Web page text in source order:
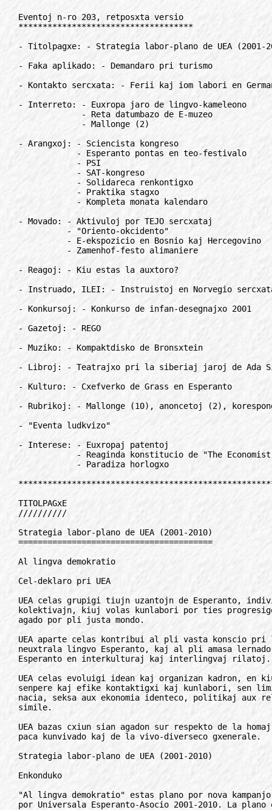
Eventoj n-ro 203, retposxta versio
************************************

- Titolpagxe: - Strategia labor-plano de UEA (2001-2010)

- Faka aplikado: - Demandaro pri turismo

- Kontakto sercxata: - Ferii kaj iom labori en Germanio

- Interreto: - Euxropa jaro de lingvo-kameleono
             - Reta datumbazo de E-muzeo
             - Mallonge (2)

- Arangxoj: - Sciencista kongreso
            - Esperanto pontas en teo-festivalo
            - PSI
            - SAT-kongreso
            - Solidareca renkontigxo
            - Praktika stagxo
            - Kompleta monata kalendaro

- Movado: - Aktivuloj por TEJO sercxataj
          - "Oriento-okcidento"
          - E-ekspozicio en Bosnio kaj Hercegovino
          - Zamenhof-festo alimaniere

- Reagoj: - Kiu estas la auxtoro?

- Instruado, ILEI: - Instruistoj en Norvegio sercxataj

- Konkursoj: - Konkurso de infan-desegnajxo 2001

- Gazetoj: - REGO

- Muziko: - Kompaktdisko de Bronsxtein

- Libroj: - Teatrajxo pri la siberiaj jaroj de Ada Sikorska

- Kulturo: - Cxefverko de Grass en Esperanto

- Rubrikoj: - Mallonge (10), anoncetoj (2), korespondi deziras (2)

- "Eventa ludkvizo"

- Interese: - Euxropaj patentoj
            - Reaginda konstitucio de "The Economist"
            - Paradiza horlogxo

**************************************************************************

TITOLPAGxE
//////////

Strategia labor-plano de UEA (2001-2010)
========================================

Al lingva demokratio

Cel-deklaro pri UEA

UEA celas grupigi tiujn uzantojn de Esperanto, individuajn kaj
kolektivajn, kiuj volas kunlabori por ties progresigo en la vasta kadro de
agado por pli justa mondo.

UEA aparte celas kontribui al pli vasta konscio pri la valoro de la
neuxtrala lingvo Esperanto, kaj al pli amasa lernado kaj uzado de
Esperanto en interkulturaj kaj interlingvaj rilatoj.

UEA celas evoluigi idean kaj organizan kadron, en kiu gxiaj anoj povas
senpere kaj efike kontaktigxi kaj kunlabori, sen limigoj rilate al etna,
nacia, seksa aux ekonomia identeco, politikaj aux religiaj kredoj, kaj
simile.

UEA bazas cxiun sian agadon sur respekto de la homaj rajtoj, de neperforta
paca kunvivado kaj de la vivo-diverseco gxenerale.

Strategia labor-plano de UEA (2001-2010)

Enkonduko

"Al lingva demokratio" estas plano por nova kampanjo kaj strategia plano
por Universala Esperanto-Asocio 2001-2010. La plano estas sekvanto de la
strategia plano de UEA "Kampanjo 2000 por nova lingva ordo", kiu
pluvalidas gxis la definitiva akcepto de la nova plano dum la
komitatkunsido en Zagrebo 2001.

"Al lingva demokratio" estas strebo surbaze de analizo de la nuna stato de
la Esperanto-movado kaj la spertoj de Kampanjo 2000 plifortigi la agadon
de Universala Esperanto-Asocio kaj kontribui al la bonfarto de la tuta
Esperanto-movado. Memorante pri la celoj de Kampanjo 2000 (1. Levi la
organizan kaj iden nivelon de la esperantomovado, 2. Levi la prestigxon de
la internacia lingvo, 3. Influi la internacian vivon) - la plano "Al
lingva demokratio" difinas prioritatajn por la agado de UEA kaj provizas
kadrojn por progresigo de la Esperanto-movado.

Gxi analizas la agadon por Esperanto laux 3 agad-kampoj:
- komprenigo de Esperanto (ekstera informado, interna klerigado pri
  Esperanto kaj pri internacia komunikado);
- paroligo de Esperanto (de kursoj cxiunivelaj, gxis renkontigxoj kaj
  kongresoj), kaj
- utiligo de Esperanto (por interkultura edukado kaj internacia praktika
  kunlaboro).

Tiuj agad-kampoj difinas la cxefajn agad-tavolojn. Ni rekomendas, ke cxiu
kunlaboranta Esperanto-organizajxo analizu sian agadon en tiu kadro, kaj
vastigu la laboron en tiuj tavoloj, kiuj estas plej malfortaj aux pri kiuj
ili plej kompetentas.

La plano ankaux identigas strategiajn prioritatojn aplikeblajn al cxiu
agad-kampo. Tiuj koncepteblas kiel 3 agad-direktoj:
- profesiigxo,
- plijunigxo,
- tutmondigxo.

La plano "Al la tria jarmilo" povas servi al cxiu kunlaboranta Esperanto-
organizajxo kiel komuna bazo por agado. Cxiu organizajxo povas analizi
sian agadon laux tiu cxi kadro. La baza planpropono estas gxenerala kaj
nur indikas kelkajn cxefajn gvidliniojn. Post la definitiva akcepto de la
plano cxiu organizajxo povas adopti gxin al siaj kondicxoj,tenante
lauxeble la gxeneralan ideon de la plano: Agado "al lingva demokratio" per
atento al la tri laborkampoj kaj labordirektoj indiktitaj.

Apartaj detalaj laborprogramojn estu faritaj pri la praktikaj pasxoj por
la praktika plenumo de la plano. La ellaboron kaj plikonkretigon gvidos la
estraro kaj aparta tiucele starigita komisiono surbaze de vasta publika
diskuto gxis la komitatkunsido en 2001. La Komitato estu informita pri la
progreso de la laboro minimume cxiun trian monaton. Lige al la Universala
Kongreso 2001 estu organizita speciala strategia seminario por la
Komitato.

La Komitato post la akcepto en 2001 cxiun duan jaron dedicxu specialan
atenton al la pritakso de la atingoj de la plano. La Komitato povas kiam
ajn respondi al novaj evoluoj por revizii gxin aux nuligi gxin por alpreni
novan planon.

Plano

1-a agad-kampo:

Komprenigo de Esperanto

Tio signifas atingi, ke pri gxi la celataj homoj havu kiel eble plej
gxustajn ideojn.

La agadkampo ankaux celas atenton al vasta kompreno pri la aspektoj de
internacia komunikado en la Esperanto-movado kaj ekster gxi. Konsciigo kaj
klerigo de la Esperanto-movadanoj estas esenca por sukcesa kaj vastskala
konsciigo kaj klerigo ekster la movado.

Sur la ekstera kampo, necesas celi ne nur al pasiva informado (nur
petantoj), sed plie al aktiva informado, cxu al la publiko gxenerala cxu
al pli faka publiko.

Tiucele, ni rekomendas, ke cxiu organizajxo pristudu la inform-kanalojn
uzatajn por similaj kulturaj-sociaj-internaciaj agadoj en la koncernaj
landoj aux medioj. Oni nepre ne neglektu la diversajn uzojn de elektonikaj
retoj por nacilingva informado. Oni ankaux utiligu maksimume la eblojn de
tradukado por disponigi kvalitajn informojn en kiel eble plej multaj
lingvoj.

Sur la interna kampo, necesas plifortigi la tradicion de dauxra klerigxado
pri E-o, cxu temas pri la lingvo mem, gxia historio, literaturo,
socipolitika signifo aux terminologia evoluo. Inter la eblaj rimedoj
trovigxas librokluboj, studgrupoj, seminarioj, ekzamenoj kaj konkursoj.

Direkte al tutmondigxo la agadkampo entenas atenton al tutmonda konciigo
kaj klerigo en regionoj kaj landoj kie la Esperanto-movado ne enradikigxis
aux estas malforta.

Direkte al plijunigxo la agadkampo entenas atenton al konsciigo kaj
klerigo de junaj personoj en kaj ekster la esperantomovado.

Direkte al profesiigxo la agadkampo entenas atenton al plikvalitigo de la
studado de internacia komunikado kaj de la rolo de Esperanto.

2-a agad-kampo:

Paroligo de Esperanto

Tio signifas atingi, ke lerniloj kaj lernokazoj - inkluzive de Esperanto-
renkontigxoj - estu facile troveblaj kaj allogaj por la celataj
homoj.Necesas koncepti la esperantistigxon kiel dauxran procezon, kiu ne
finigxas per la trapaso de baza kurso. Instruistoj trejnigxu pri
komunikiga kaj aktiviga pedagogioj, cxu ekster- cxu en-movade; tiucele la
movado evoluigu kapablojn liveri tian trejnadon je profesia nivelo,
traktante precipe la specifajxojn de Esperanto-instruado. Cxiuj
kursgvidantoj dedicxu parton de la kurso al la pretigado de la lernantoj
por posta memstara agado; lauxeble oni ankaux proponu konkretan dauxrigan
kurson. En la planado de renkontigxoj kaj kongresoj, la orientigo kaj
kontentigo de novuloj estu nepra prioritato. Izolitojn oni kunligu
telefone kaj retposxte.

Direkte al tutmondigxo la agadkampo entenas atenton al sukcesa kultur-
sentema instruado de la fenomeno Esperanto tutmonde.

Direkte al plijunigxo la agadkampo entenas atenton al instruado de la
fenomeno Esperanto al junuloj kaj de junuloj.

Direkte al profesiigxo la agadkampo entenas atenton al la trejnado de
Esperanto-instruistoj kaj al instruado de esperanto al personoj, kiuj
povas utiligi siajn konojn de la fenomeno Esperanto en sia profesia vivo.

3-a agad-kampo:

Utiligo de Esperanto

Tio signifas atingi, ke la celataj homoj trovu ion valoran kaj interesan
per sia uzado de la lingvo.

Necesas transiri de la nuna situacio al vast-skala utiligo de Esperanto
por praktikaj celoj de la homa vivo, kiuj povas esti la plej variaj, de
scienca informigxo al komerco. Fakaj asocioj igxu pli videblaj en landaj
kaj internaciaj kongresoj kaj renkontigxoj kaj en Interreto. Estu emfazo
je interkulturaj utiligoj kaj je utiligoj proponeblaj kiel eble plej frue
al memlernantoj.

1-a agad-direkto:

Profesiigxo

Tio signifas la varbadon kaj aktivigon de i.a. intelektuloj,
universitatanoj, sciencistoj, organizistoj, jxurnalistoj, publicistoj,
instruistoj, kaj aliaj. Celindas krome homoj kun fakaj kapabloj en kampoj
ekster la propra profesio.

Cxi tiuj homoj povas alporti valorajn kapablojn, sed tipe la tempo kiujn
ili povas disponigi al movada agado estas limigita. Gravas tauxga apogo de
la asocio (precipe de gxiaj propraj profesiuloj) al cxi tiuj fakuloj, por
ke ili engagxigxu en konsentitaj projektoj kaj tie povu labori kun
maksimuma produkt-ebleco.

Reekzamenindas la celtrafeco kaj disdivido de la enmovadaj profesiaj
fortoj, por ke ili ekvilibre dispartigxu al administrado, livero de servoj
kaj apogo de la disvastigaj agadoj, kiel difinitaj en cxi tiu plano.

La nocio "profesiigxo" havas implicojn por la tri agad-kampoj:
- En la kampo "komprenigo", tio signifas unuavice la ellaboron dece tauxga
  inform-materialo.
  Gxi ankaux signifas la ellaboron destud-programoj pri Esperanto je supera
  nivelo, kaj la eldonadon de kompetentaj verkoj pri esperantologio kaj
  interlingvistiko.
- En la kampo "paroligo", tio signifas unuavice la plibonigadon de nia
  instruista tradicio, kun disponigo de rimedoj por programo de instruita
  trejnado, perfektigo kaj ekzamenado kaj eldonado de lernil-produktoj,
  modernaj kaj enhave kaj prezentrimede. Tio inkluzivu la akceptitan
  principon, ke minimume unu enmovada aganto okupigxu pri instruado en
  profesiaj kondicxoj.
- En la